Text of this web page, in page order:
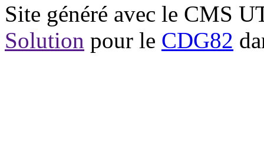
Site généré avec le CMS
Solution pour le CDG82